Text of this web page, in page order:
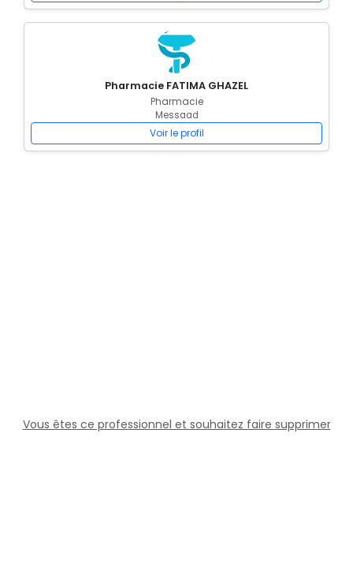
Pharmacie FATIMA GHAZEL
Pharmacie
Messaad
Voir le profil
Vous êtes ce professionnel et souhaitez faire supprimer